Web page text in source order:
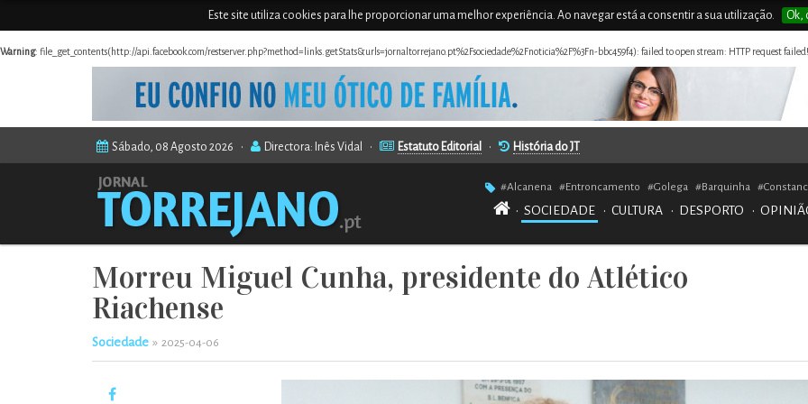
Este site utiliza cookies para lhe proporcionar uma melhor experiência. Ao navegar está a consentir a sua utilização. Ok,
Warning: file_get_contents(http://api.facebook.com/restserver.php?method=links.getStats&urls=jornaltorrejano.pt%2Fsociedade%2Fnoticia%2F%3Fn-bbc459f4): failed to open stream: HTTP request
Sábado, 08 Agosto 2026 • Directora: Inês Vidal • Estatuto Editorial • História do JT
#Alcanena #Entroncamento #Golega #Barquinha
• SOCIEDADE • CULTURA • DESPORTO •
Morreu Miguel Cunha, presidente do Atlético
Riachense
Sociedade » 2025-04-06